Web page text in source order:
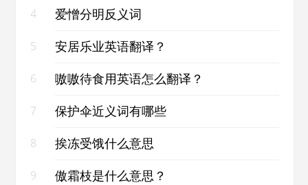
4 爱憎分明反义词
5 安居乐业英语翻译？
6 嗷嗷待食用英语怎么翻译？
7 保护伞近义词有哪些
8 挨冻受饿什么意思
9 傲霜枝是什么意思？